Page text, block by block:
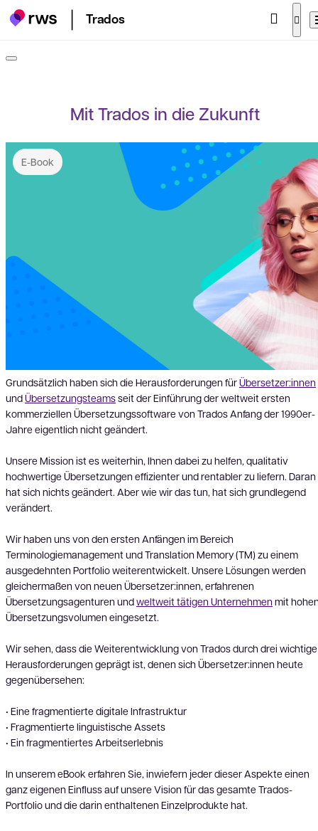
Trados
Mit Trados in die Zukunft
E-Book
Grundsätzlich haben sich die Herausforderungen fürÜbersetzer:innen
undÜbersetzungsteamsseit der Einführung der weltweit ersten
kommerziellen Übersetzungssoftware von Trados Anfang der 1990er-
Jahre eigentlich nicht geändert.
Unsere Mission ist es weiterhin, Ihnen dabei zu helfen, qualitativ
hochwertige Übersetzungen effizienter und rentabler zu liefern. Daran
hat sich nichts geändert. Aber wie wir das tun, hat sich grundlegend
verändert.
Wir haben uns von den ersten Anfängen im Bereich
Terminologiemanagement und Translation Memory (TM) zu einem
ausgedehnten Portfolio weiterentwickelt. Unsere Lösungen werden
gleichermaßen von neuen Übersetzer:innen, erfahrenen
Übersetzungsagenturen undweltweit tätigen Unternehmen mit
Übersetzungsvolumen eingesetzt.
Wir sehen, dass die Weiterentwicklung von Trados durch drei wichtige
Herausforderungen geprägt ist, denen sich Übersetzer:innen heute
gegenübersehen:
• Eine fragmentierte digitale Infrastruktur
• Fragmentierte linguistische Assets
• Ein fragmentiertes Arbeitserlebnis
In unserem eBook erfahren Sie, inwiefern jeder dieser Aspekte einen
ganz eigenen Einfluss auf unsere Vision für das gesamte Trados-
Portfolio und die darin enthaltenen Einzelprodukte hat.